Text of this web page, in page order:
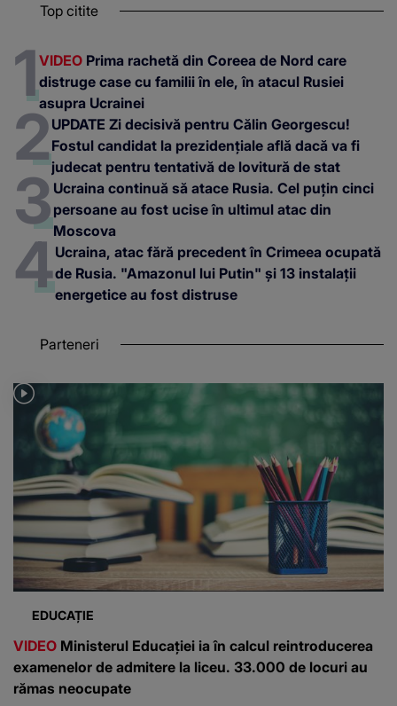
Top citite
VIDEO Prima rachetă din Coreea de Nord care
distruge case cu familii în ele, în atacul Rusiei
asupra Ucrainei
UPDATE Zi decisivă pentru Călin Georgescu!
Fostul candidat la prezidențiale află dacă va fi
judecat pentru tentativă de lovitură de stat
Ucraina continuă să atace Rusia. Cel puțin cinci
persoane au fost ucise în ultimul atac din
Moscova
Ucraina, atac fără precedent în Crimeea ocupată
de Rusia. "Amazonul lui Putin" și 13 instalații
energetice au fost distruse
Parteneri
EDUCAȚIE
VIDEO Ministerul Educației ia în calcul reintroducerea
examenelor de admitere la liceu. 33.000 de locuri au
rămas neocupate